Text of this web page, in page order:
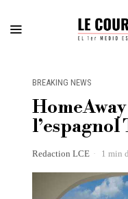
BREAKING NEWS
Redaction LCE 1 min